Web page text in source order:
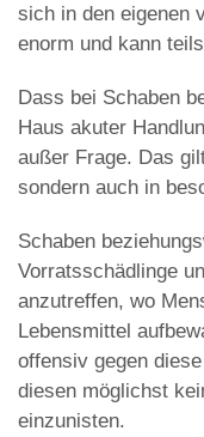
sich in den eigenen
enorm und kann
Dass bei Schaben
Haus akuter
außer Frage. Das
sondern auch in
Schaben
Vorratsschädlinge
anzutreffen, wo
Lebensmittel
offensiv gegen
diesen möglichst
einzunisten.